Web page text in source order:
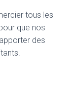
tous les
que nos
des